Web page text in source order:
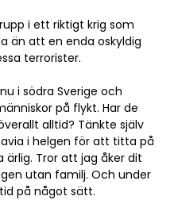
i ett riktigt krig som
än att en enda oskyldig
terrorister.
i södra Sverige och
på flykt. Har de
alltid? Tänkte själv
i helgen för att titta på
ärlig. Tror att jag åker dit
utan familj. Och under
på något sätt.